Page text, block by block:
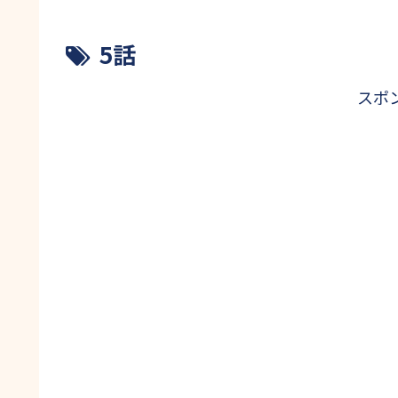
5話
スポ